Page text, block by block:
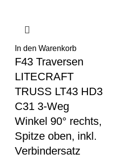
In den Warenkorb
F43 Traversen
LITECRAFT
TRUSS LT43 HD3
C31 3-Weg
Winkel 90° rechts,
Spitze oben, inkl.
Verbindersatz